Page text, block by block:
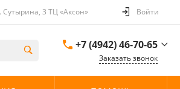
Сутырина, 3 ТЦ «Аксон» Войти
+7 (4942) 46-70-65
Заказать звонок